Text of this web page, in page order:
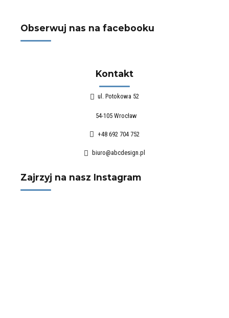
Obserwuj nas na facebooku
Kontakt
ul. Potokowa 52
54-105 Wrocław
+48 692 704 752
biuro@abcdesign.pl
Zajrzyj na nasz Instagram